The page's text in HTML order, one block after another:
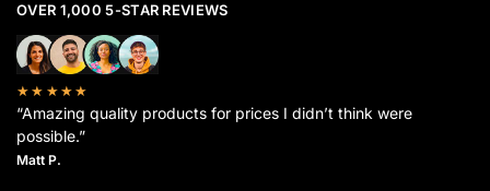
OVER 1,000 5-STAR REVIEWS
★★★★★
“Amazing quality products for prices I didn’t think were
possible.”
Matt P.